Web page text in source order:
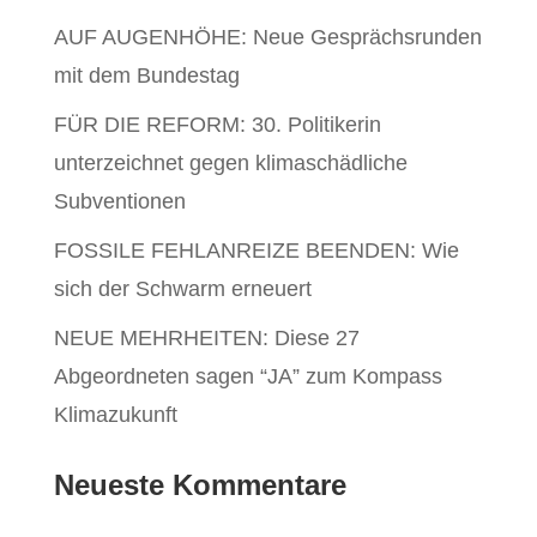
AUF AUGENHÖHE: Neue Gesprächsrunden
mit dem Bundestag
FÜR DIE REFORM: 30. Politikerin
unterzeichnet gegen klimaschädliche
Subventionen
FOSSILE FEHLANREIZE BEENDEN: Wie
sich der Schwarm erneuert
NEUE MEHRHEITEN: Diese 27
Abgeordneten sagen “JA” zum Kompass
Klimazukunft
Neueste Kommentare